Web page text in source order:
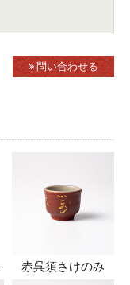
問い合わせる
赤呉須さけのみ